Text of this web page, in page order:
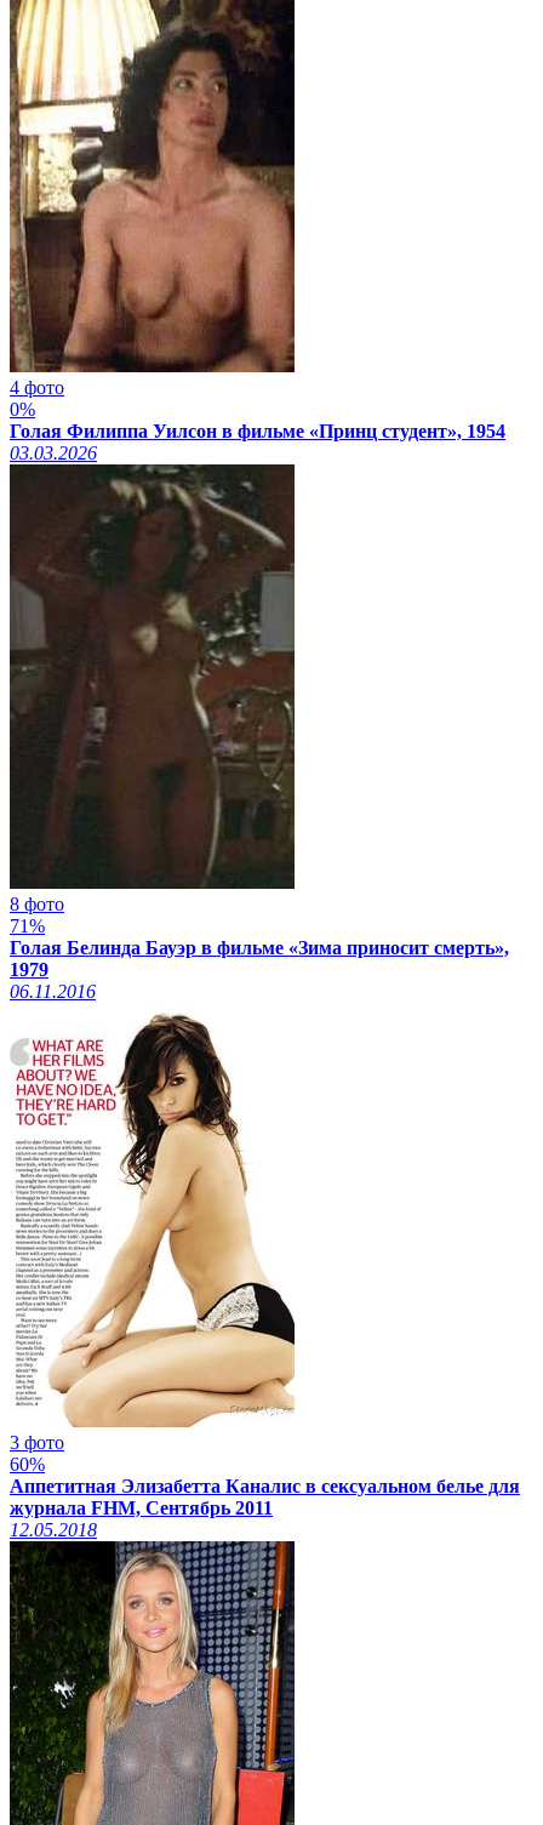
4 фото
0%
Голая Филиппа Уилсон в фильме «Принц студент», 1954
03.03.2026
8 фото
71%
Голая Белинда Бауэр в фильме «Зима приносит смерть»,
1979
06.11.2016
3 фото
60%
Аппетитная Элизабетта Каналис в сексуальном белье для
журнала FHM, Сентябрь 2011
12.05.2018